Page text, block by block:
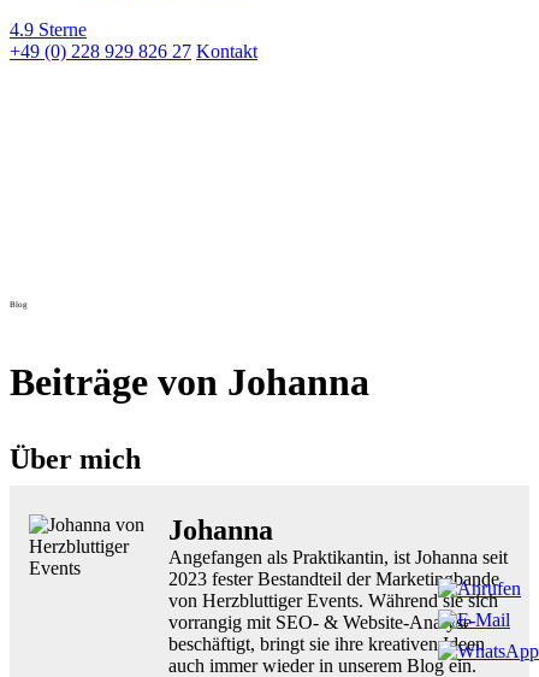
4.9 Sterne
+49 (0) 228 929 826 27 Kontakt
Blog
Beiträge von Johanna
Über mich
Johanna
Angefangen als Praktikantin, ist Johanna seit
2023 fester Bestandteil der Marketingbande
von Herzbluttiger Events. Während sie sich
vorrangig mit SEO- & Website-Analyse
beschäftigt, bringt sie ihre kreativen Ideen
auch immer wieder in unserem Blog ein.